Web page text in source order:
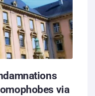
via